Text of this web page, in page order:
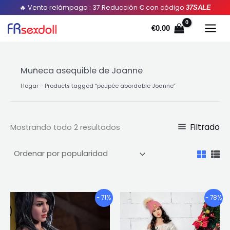
saltar
contenido
🔥 Venta relámpago : 37 Reducción € con código 37SALE
€0.00
Muñeca asequible de Joanne
Hogar - Products tagged “poupée abordable Joanne”
Mostrando todo 2 resultados
Ordenado
por
popularidad
Filtrado
- 71%
Gama Este
- 78%
Gama
de
precios:
Este